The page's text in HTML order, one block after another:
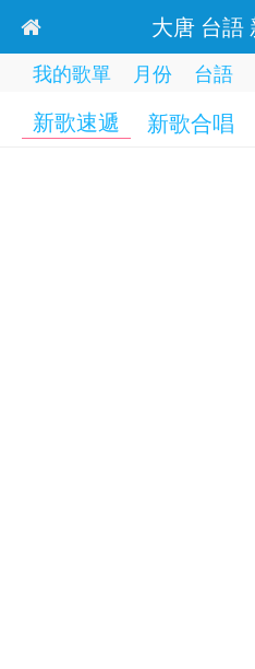
大唐 台語
我的歌單 月份 台語
新歌速遞 新歌合唱